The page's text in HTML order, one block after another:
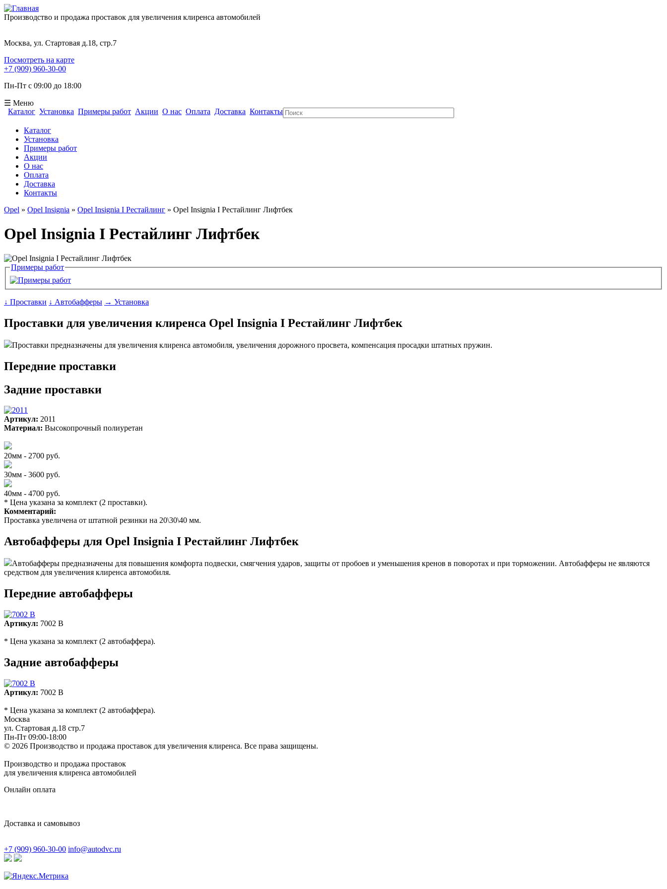
Производство и продажа проставок для увеличения клиренса автомобилей
Москва, ул. Стартовая д.18, стр.7
Посмотреть на карте
+7 (909) 960-30-00
Пн-Пт с 09:00 до 18:00
☰ Меню
Каталог Установка Примеры работ Акции О нас Оплата Доставка Контакты Поиск
Каталог
Установка
Примеры работ
Акции
О нас
Оплата
Доставка
Контакты
Opel » Opel Insignia » Opel Insignia I Рестайлинг » Opel Insignia I Рестайлинг Лифтбек
Opel Insignia I Рестайлинг Лифтбек
Примеры работ
↓ Проставки ↓ Автобафферы → Установка
Проставки для увеличения клиренса Opel Insignia I Рестайлинг Лифтбек
Проставки предназначены для увеличения клиренса автомобиля, увеличения дорожного просвета, компенсация просадки штатных пружин.
Передние проставки
Задние проставки
Артикул: 2011
Материал: Высокопрочный полиуретан
20мм - 2700 руб.
30мм - 3600 руб.
40мм - 4700 руб.
* Цена указана за комплект (2 проставки).
Комментарий:
Проставка увеличена от штатной резинки на 20\30\40 мм.
Автобафферы для Opel Insignia I Рестайлинг Лифтбек
Автобафферы предназначены для повышения комфорта подвески, смягчения ударов, защиты от пробоев и уменьшения кренов в поворотах и при торможении. Автобафферы не являются
средством для увеличения клиренса автомобиля.
Передние автобафферы
Артикул: 7002 B
* Цена указана за комплект (2 автобаффера).
Задние автобафферы
Артикул: 7002 B
* Цена указана за комплект (2 автобаффера).
Москва
ул. Стартовая д.18 стр.7
Пн-Пт 09:00-18:00
© 2026 Производство и продажа проставок для увеличения клиренса. Все права защищены.
Производство и продажа проставок
для увеличения клиренса автомобилей
Онлайн оплата
Доставка и самовывоз
+7 (909) 960-30-00 info@autodvc.ru